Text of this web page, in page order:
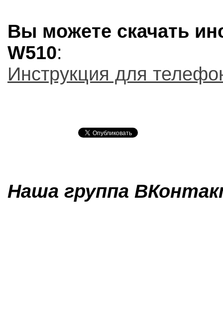
Вы можете скачать
W510:
Инструкция для
Наша группа